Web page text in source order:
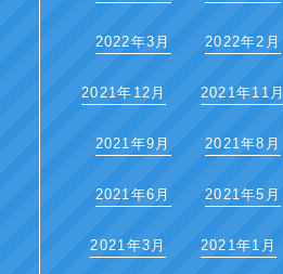
2022年3月 2022年2月
2021年12月 2021年11月
2021年9月 2021年8月
2021年6月 2021年5月
2021年3月 2021年1月